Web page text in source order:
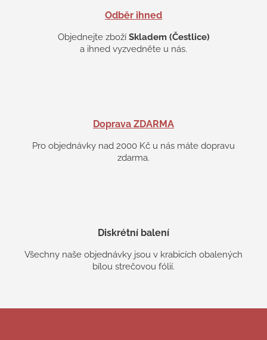
s
u
Odběr ihned
Objednejte zboží Skladem (Čestlice)
a ihned vyzvedněte u nás.
Doprava ZDARMA
Pro objednávky nad 2000 Kč u nás máte dopravu
zdarma.
Diskrétní balení
Všechny naše objednávky jsou v krabicích obalených
bílou strečovou fólií.